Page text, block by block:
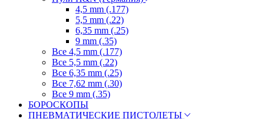
4,5 mm (.177)
5,5 mm (.22)
6,35 mm (.25)
9 mm (.35)
Все 4,5 mm (.177)
Все 5,5 mm (.22)
Все 6,35 mm (.25)
Все 7,62 mm (.30)
Все 9 mm (.35)
БОРОСКОПЫ
ПНЕВМАТИЧЕСКИЕ ПИСТОЛЕТЫ